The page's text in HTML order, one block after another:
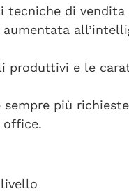
di
produttivi e le
più
office.